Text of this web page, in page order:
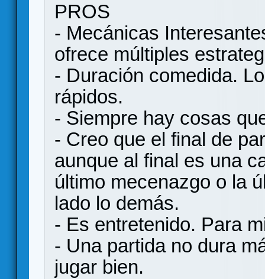
PROS
- Mecánicas
ofrece múltiples
- Duración comedida.
rápidos.
- Siempre hay cosas
- Creo que el final de
aunque al final es una
último mecenazgo o la
lado lo demás.
- Es entretenido. Para
- Una partida no dura
jugar bien.